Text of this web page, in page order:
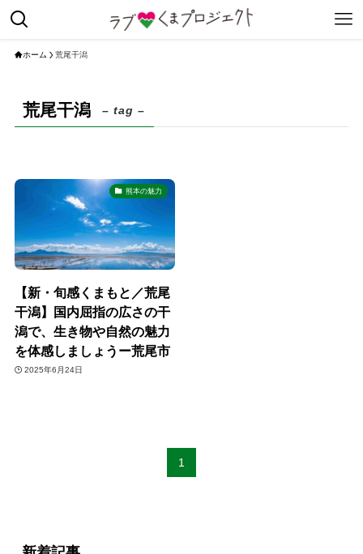
ホーム 荒尾干潟
荒尾干潟 – tag –
熊本の魅力
【新・旬感くまもと／荒尾
干潟】国内屈指の広さの干
潟で、生き物や自然の魅力
を体感しましょうー荒尾市
2025年6月24日
1